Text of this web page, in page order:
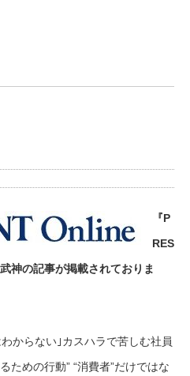
『P
RES
神の記事が掲載されておりま
からない｣カスハラで苦しむ社員
ための行動” “消費者”だけではな